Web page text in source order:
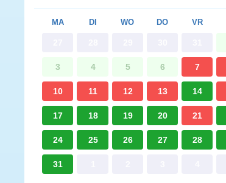
MA DI WO DO VR
3 4 5 6 7
10 11 12 13 14
17 18 19 20 21
24 25 26 27 28
31